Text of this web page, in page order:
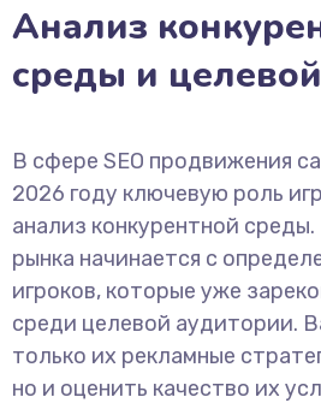
Анализ
среды и
В сфере SEO продвижения
2026 году ключевую роль
анализ конкурентной
рынка начинается с
игроков, которые уже
среди целевой аудитории.
только их рекламные
но и оценить качество их